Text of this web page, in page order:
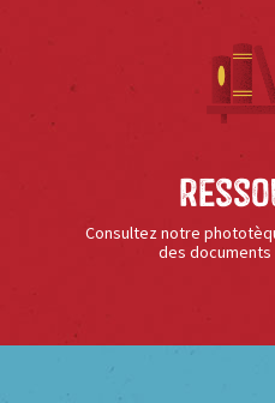
Consultez notre
des documents